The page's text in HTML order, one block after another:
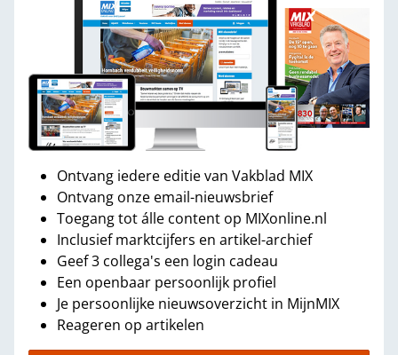
Ontvang iedere editie van Vakblad MIX
Ontvang onze email-nieuwsbrief
Toegang tot álle content op MIXonline.nl
Inclusief marktcijfers en artikel-archief
Geef 3 collega's een login cadeau
Een openbaar persoonlijk profiel
Je persoonlijke nieuwsoverzicht in MijnMIX
Reageren op artikelen